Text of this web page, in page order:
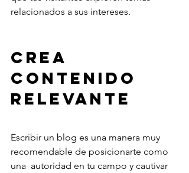
relacionados a sus intereses.
Crea
contenido
relevante
Escribir un blog es una manera muy
recomendable de posicionarte como
una  autoridad en tu campo y cautivar